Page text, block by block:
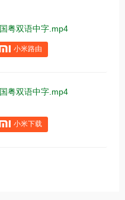
粤双语中字.mp4
小米路由
粤双语中字.mp4
小米下载